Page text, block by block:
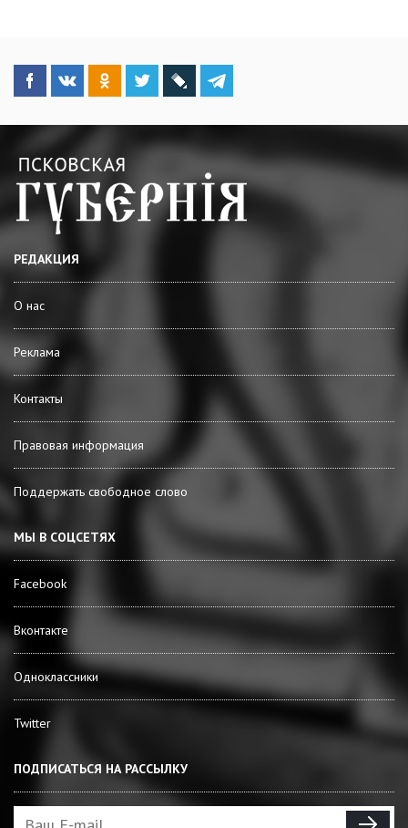
РЕДАКЦИЯ
О нас
Реклама
Контакты
Правовая информация
Поддержать свободное слово
МЫ В СОЦСЕТЯХ
Facebook
Вконтакте
Одноклассники
Twitter
ПОДПИСАТЬСЯ НА РАССЫЛКУ